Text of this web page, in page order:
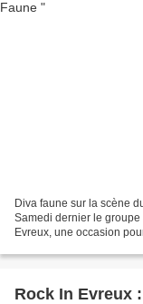
Diva faune sur la scène
Samedi dernier le
Evreux, une occasion
Rock In Evreux